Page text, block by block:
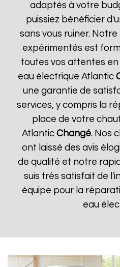
adaptés à votre
puissiez bénéficier
sans vous ruiner.
expérimentés est
toutes vos attentes
eau électrique Atlantic
une garantie de
services, y compris la
place de votre
AtlanticChangé. Nos
ont laissé des avis
de qualité et notre
suis très satisfait de
équipe pour la
eau